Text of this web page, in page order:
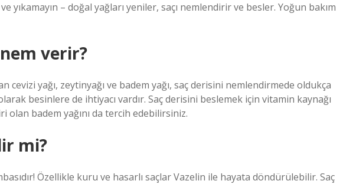
yıkamayın – doğal yağları yeniler, saçı nemlendirir ve besler. Yoğun bakım
verir?
cevizi yağı, zeytinyağı ve badem yağı, saç derisini nemlendirmede oldukça
besinlere de ihtiyacı vardır. Saç derisini beslemek için vitamin kaynağı
olan badem yağını da tercih edebilirsiniz.
mi?
Özellikle kuru ve hasarlı saçlar Vazelin ile hayata döndürülebilir. Saç